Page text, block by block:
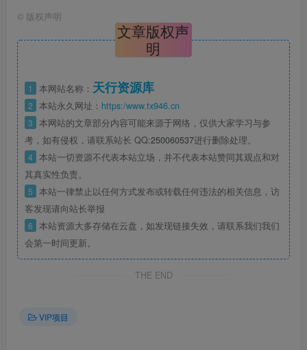
© 版权声明
文章版权声
明
1 本网站名称： 天行资源库
2 本站永久网址： https:/www.tx946.cn
3 本网站的文章部分内容可能来源于网络，仅供大家学习与参
考，如有侵权，请联系站长 QQ:250060537进行删除处理。
4 本站一切资源不代表本站立场，并不代表本站赞同其观点和对
其真实性负责。
5 本站一律禁止以任何方式发布或转载任何违法的相关信息，访
客发现请向站长举报
6 本站资源大多存储在云盘，如发现链接失效，请联系我们我们
会第一时间更新。
THE END
VIP项目